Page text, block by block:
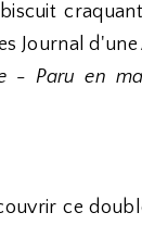
Journal
- Paru en
ce